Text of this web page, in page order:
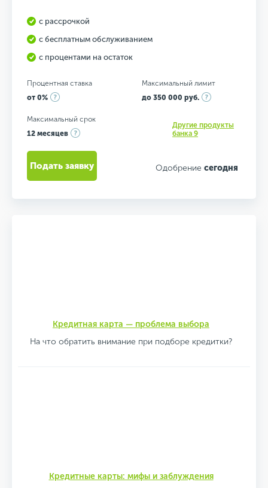
с рассрочкой
с бесплатным обслуживанием
с процентами на остаток
Процентная ставка
от 0%
Максимальный лимит
до 350 000 руб.
Максимальный срок
12 месяцев
Другие продукты
банка 9
Одобрение сегодня
Подать заявку
Кредитная карта — проблема выбора
На что обратить внимание при подборе кредитки?
Кредитные карты: мифы и заблуждения